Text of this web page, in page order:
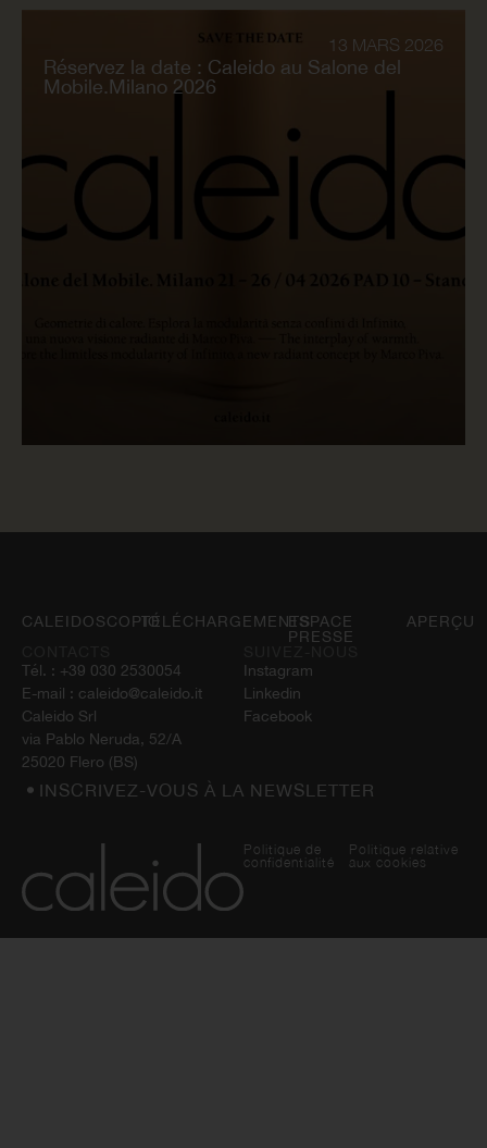
13 MARS 2026
Réservez la date : Caleido au Salone del
Mobile.Milano 2026
Tél. : +39 030 2530054
E-mail : caleido@caleido.it
Caleido Srl
via Pablo Neruda, 52/A
25020 Flero (BS)
Instagram
Linkedin
Facebook
CALEIDOSCOPIOTÉLÉCHARGEMENTSESPACE
PRESSE
APERÇU
INSCRIVEZ-VOUS À LA NEWSLETTER
Politique de
confidentialité
Politique relative
aux cookies